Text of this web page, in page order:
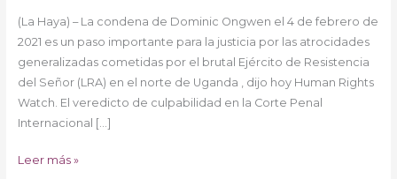
(La Haya) – La condena de Dominic Ongwen el 4 de febrero de
2021 es un paso importante para la justicia por las atrocidades
generalizadas cometidas por el brutal Ejército de Resistencia
del Señor (LRA) en el norte de Uganda , dijo hoy Human Rights
Watch. El veredicto de culpabilidad en la Corte Penal
Internacional […]
Leer más »